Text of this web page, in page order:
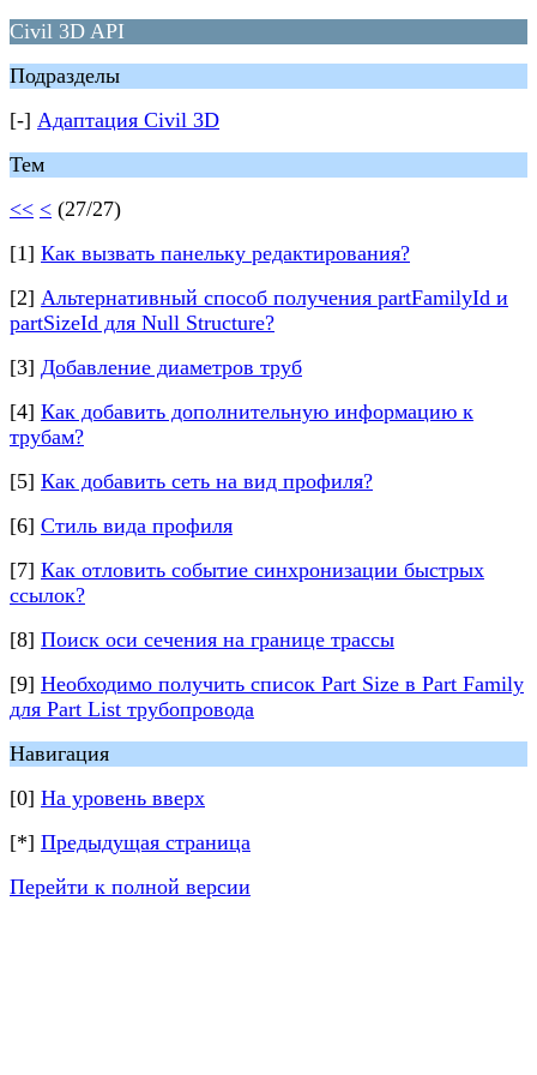
Civil 3D API
Подразделы
[-] Адаптация Civil 3D
Тем
<< < (27/27)
[1] Как вызвать панельку редактирования?
[2] Альтернативный способ получения partFamilyId и
partSizeId для Null Structure?
[3] Добавление диаметров труб
[4] Как добавить дополнительную информацию к
трубам?
[5] Как добавить сеть на вид профиля?
[6] Стиль вида профиля
[7] Как отловить событие синхронизации быстрых
ссылок?
[8] Поиск оси сечения на границе трассы
[9] Необходимо получить список Part Size в Part Family
для Part List трубопровода
Навигация
[0] На уровень вверх
[*] Предыдущая страница
Перейти к полной версии